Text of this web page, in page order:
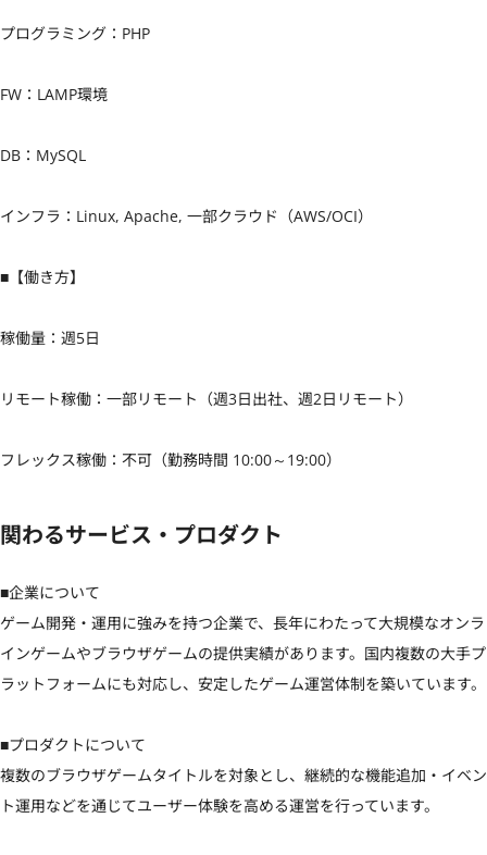
プログラミング：PHP
FW：LAMP環境
DB：MySQL
インフラ：Linux, Apache, 一部クラウド（AWS/OCI）
■【働き方】
稼働量：週5日
リモート稼働：一部リモート（週3日出社、週2日リモート）
フレックス稼働：不可（勤務時間 10:00～19:00）
関わるサービス・プロダクト
■企業について
ゲーム開発・運用に強みを持つ企業で、長年にわたって大規模なオンラ
インゲームやブラウザゲームの提供実績があります。国内複数の大手プ
ラットフォームにも対応し、安定したゲーム運営体制を築いています。
■プロダクトについて
複数のブラウザゲームタイトルを対象とし、継続的な機能追加・イベン
ト運用などを通じてユーザー体験を高める運営を行っています。